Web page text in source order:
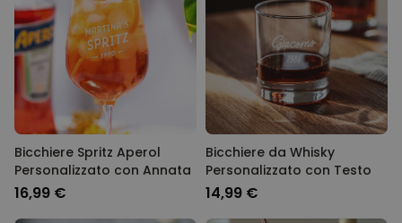
Bicchiere Spritz Aperol
Personalizzato con Annata
16,99 €
Bicchiere da Whisky
Personalizzato con Testo
14,99 €